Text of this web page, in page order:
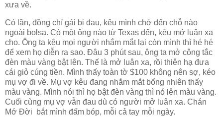
xưa về.
Có lần, đồng chí gái bị đau, kêu mình chở đến chỗ nào
ngoài bolsa. Có một ông nào từ Texas đến, kêu mở luân xa
cho. Ông ta kêu mọi người nhắm mắt lại còn mình thì hé hé
để xem họ diễn ra sao. Đâu 3 phút sau, ông ta mở công tắc
đèn màu vàng bật lên. Thế là mở luân xa, rồi thiên hạ đưa
cái giỏ cúng tiền. Mình thấy toàn tờ $100 không nên sợ, kéo
mụ vợ đi về. Mụ vợ kêu đang nhắm mắt bổng nhiên thấy
màu vàng. Mình nói thì họ bật đèn vàng thì nó lên màu vàng.
Cuối cùng mụ vợ vẫn đau dù có người mở luân xa. Chán
Mớ Đời bắt mình đấm bóp, mỗi cả tay mỗi ngày.